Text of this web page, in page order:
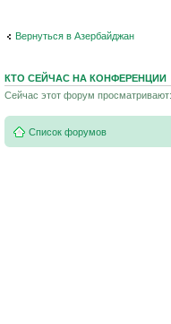
Вернуться в Азербайджан
КТО СЕЙЧАС НА КОНФЕРЕНЦИИ
Сейчас этот форум просматривают:
Список форумов